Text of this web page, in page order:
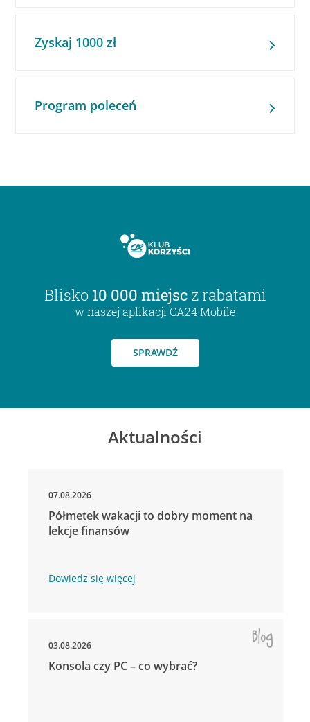
Zyskaj 1000 zł
Program poleceń
Blisko 10 000 miejsc z rabatami
w naszej aplikacji CA24 Mobile
SPRAWDŹ
Aktualności
07.08.2026
Półmetek wakacji to dobry moment na
lekcje finansów
Dowiedz się więcej
03.08.2026
Konsola czy PC – co wybrać?